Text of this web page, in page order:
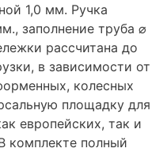
1,0 мм. Ручка
заполнение труба ⌀
рассчитана до
в зависимости от
колесных
площадку для
европейских, так и
комплекте полный